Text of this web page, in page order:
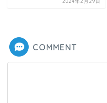
2024年2月29日
COMMENT